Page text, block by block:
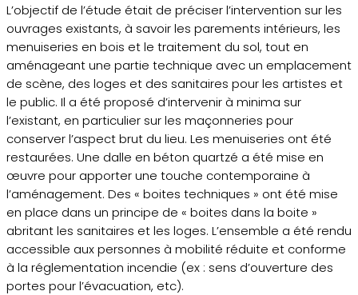
L’objectif de l’étude était de préciser l’intervention sur les
ouvrages existants, à savoir les parements intérieurs, les
menuiseries en bois et le traitement du sol, tout en
aménageant une partie technique avec un emplacement
de scène, des loges et des sanitaires pour les artistes et
le public. Il a été proposé d’intervenir à minima sur
l’existant, en particulier sur les maçonneries pour
conserver l’aspect brut du lieu. Les menuiseries ont été
restaurées. Une dalle en béton quartzé a été mise en
œuvre pour apporter une touche contemporaine à
l’aménagement. Des « boites techniques » ont été mise
en place dans un principe de « boites dans la boite »
abritant les sanitaires et les loges. L’ensemble a été rendu
accessible aux personnes à mobilité réduite et conforme
à la réglementation incendie (ex : sens d’ouverture des
portes pour l’évacuation, etc).